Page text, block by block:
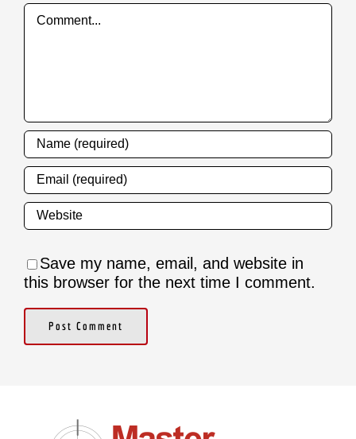
Comment
Save my name, email, and website in
this browser for the next time I comment.